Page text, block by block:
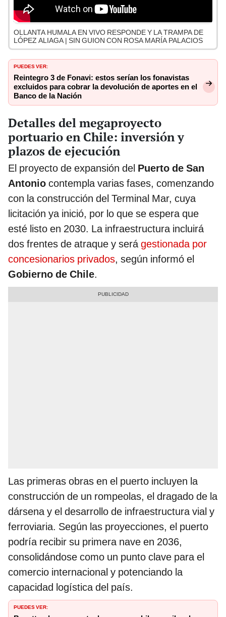
OLLANTA HUMALA EN VIVO RESPONDE Y LA TRAMPA DE
LÓPEZ ALIAGA | SIN GUION CON ROSA MARÍA PALACIOS
PUEDES VER:
Reintegro 3 de Fonavi: estos serían los fonavistas
excluidos para cobrar la devolución de aportes en el
Banco de la Nación
Detalles del megaproyecto
portuario en Chile: inversión y
plazos de ejecución
El proyecto de expansión del Puerto de San
Antonio contempla varias fases, comenzando
con la construcción del Terminal Mar, cuya
licitación ya inició, por lo que se espera que
esté listo en 2030. La infraestructura incluirá
dos frentes de atraque y serágestionada por
concesionarios privados, según informó el
Gobierno de Chile.
Las primeras obras en el puerto incluyen la
construcción de un rompeolas, el dragado de la
dársena y el desarrollo de infraestructura vial y
ferroviaria. Según las proyecciones, el puerto
podría recibir su primera nave en 2036,
consolidándose como un punto clave para el
comercio internacional y potenciando la
capacidad logística del país.
PUEDES VER: